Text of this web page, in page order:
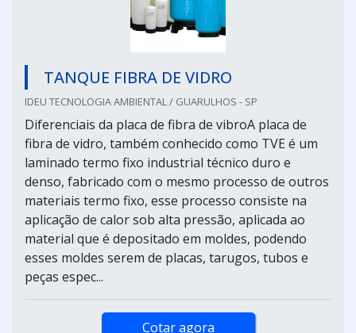
TANQUE FIBRA DE VIDRO
IDEU TECNOLOGIA AMBIENTAL / GUARULHOS - SP
Diferenciais da placa de fibra de vibroA placa de
fibra de vidro, também conhecido como TVE é um
laminado termo fixo industrial técnico duro e
denso, fabricado com o mesmo processo de outros
materiais termo fixo, esse processo consiste na
aplicação de calor sob alta pressão, aplicada ao
material que é depositado em moldes, podendo
esses moldes serem de placas, tarugos, tubos e
peças espec...
Cotar agora